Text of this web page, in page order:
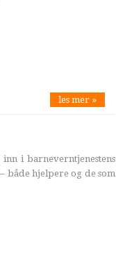
les mer »
i barneverntjenestens
både hjelpere og de som